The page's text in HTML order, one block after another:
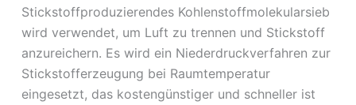
Stickstoffproduzierendes Kohlenstoffmolekularsieb
wird verwendet, um Luft zu trennen und Stickstoff
anzureichern. Es wird ein Niederdruckverfahren zur
Stickstofferzeugung bei Raumtemperatur
eingesetzt, das kostengünstiger und schneller ist